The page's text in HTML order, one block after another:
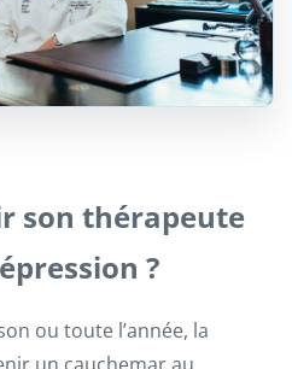
son thérapeute
?
ou toute l’année, la